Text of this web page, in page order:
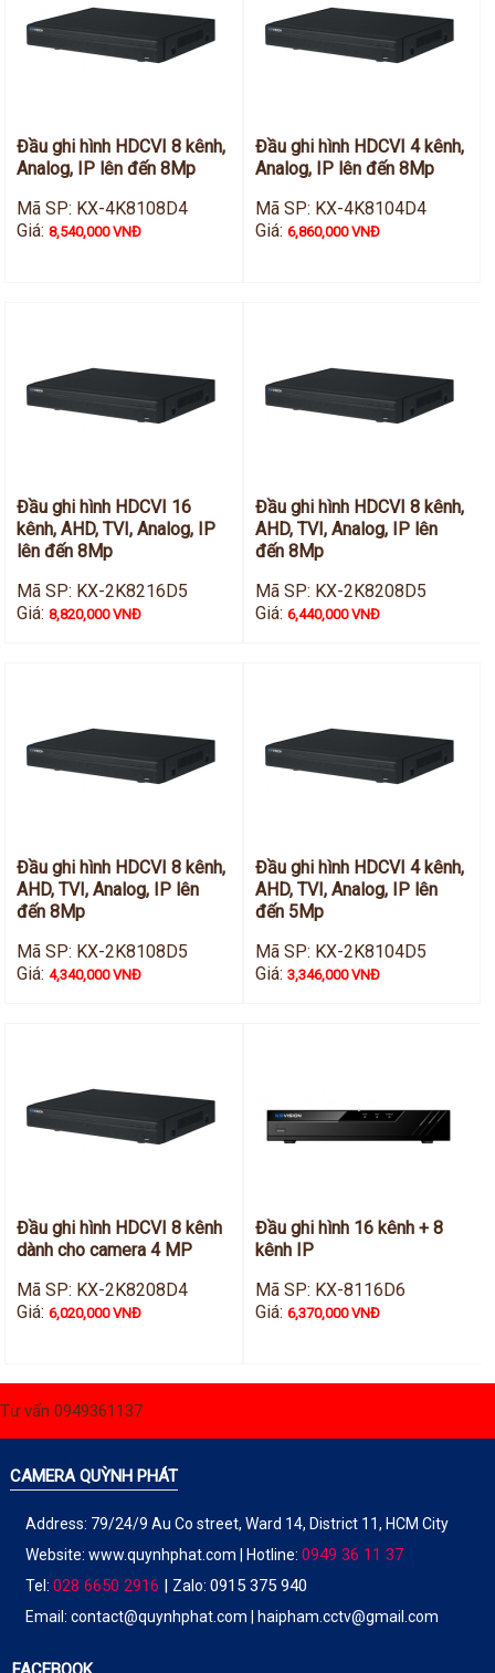
Đầu ghi hình HDCVI 8 kênh,
Analog, IP lên đến 8Mp
Mã SP: KX-4K8108D4
Giá:8,540,000 VNĐ
Đầu ghi hình HDCVI 4 kênh,
Analog, IP lên đến 8Mp
Mã SP: KX-4K8104D4
Giá: 6,860,000 VNĐ
Đầu ghi hình HDCVI 16
kênh, AHD, TVI, Analog, IP
lên đến 8Mp
Mã SP: KX-2K8216D5
Giá:8,820,000 VNĐ
Đầu ghi hình HDCVI 8 kênh,
AHD, TVI, Analog, IP lên
đến 8Mp
Mã SP: KX-2K8208D5
Giá: 6,440,000 VNĐ
Đầu ghi hình HDCVI 8 kênh,
AHD, TVI, Analog, IP lên
đến 8Mp
Mã SP: KX-2K8108D5
Giá:4,340,000 VNĐ
Đầu ghi hình HDCVI 4 kênh,
AHD, TVI, Analog, IP lên
đến 5Mp
Mã SP: KX-2K8104D5
Giá: 3,346,000 VNĐ
Đầu ghi hình HDCVI 8 kênh
dành cho camera 4 MP
Mã SP: KX-2K8208D4
Giá:6,020,000 VNĐ
Đầu ghi hình 16 kênh + 8
kênh IP
Mã SP: KX-8116D6
Giá: 6,370,000 VNĐ
Tư vấn 0949361137
CAMERA QUỲNH PHÁT
Address: 79/24/9 Au Co street, Ward 14, District 11, HCM City
Website: www.quynhphat.com | Hotline: 0949 36 11 37
Tel: 028 6650 2916 | Zalo: 0915 375 940
Email: contact@quynhphat.com | haipham.cctv@gmail.com